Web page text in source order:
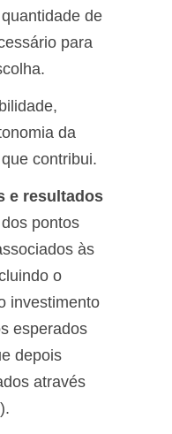
de
para
da
contribui.
e resultados
pontos
às
o
investimento
esperados
depois
através